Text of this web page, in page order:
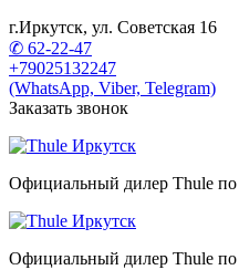
г.Иркутск, ул. Советская 16
✆ 62-22-47
+79025132247
(WhatsApp, Viber, Telegram)
Заказать звонок
Официальный дилер Thule по
Официальный дилер Thule по